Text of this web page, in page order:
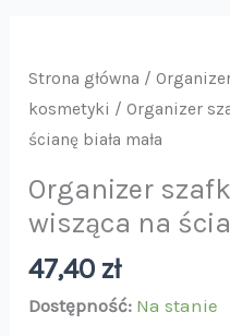
Strona główna /
kosmetyki / Organizer
ścianę biała mała
Organizer
wisząca na
47,40 zł
Dostępność: Na stanie
Organizer
szafka
na
wisząca
na
ścianę
biała
mała